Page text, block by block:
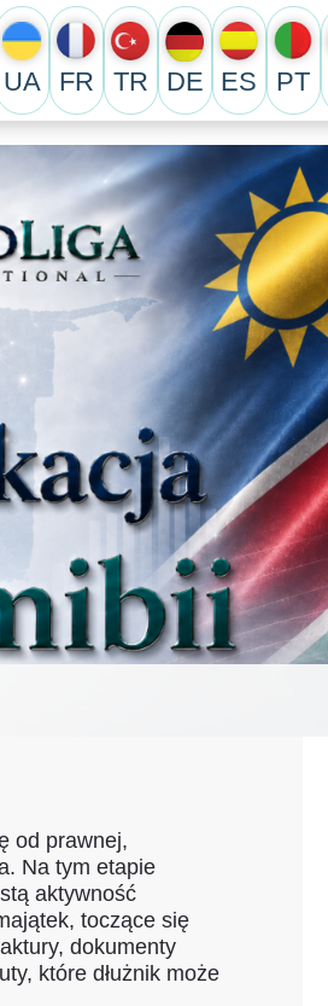
UA FR TR DE ES PT
od prawnej,
Na tym etapie
aktywność
toczące się
dokumenty
które dłużnik może